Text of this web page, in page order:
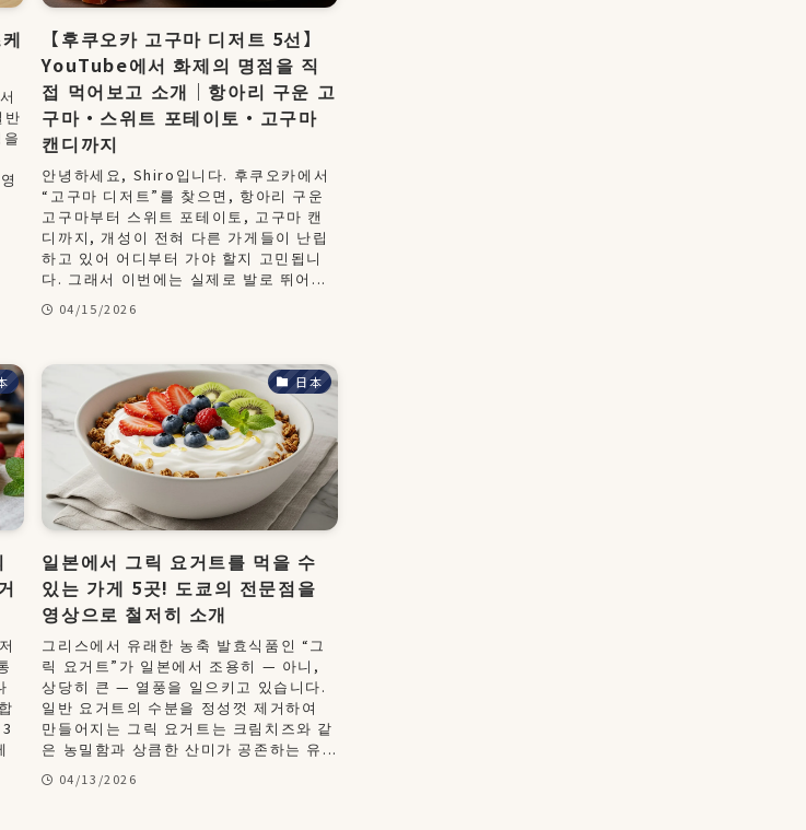
반
【후쿠오카 고구마 디저트 5선】
YouTube에서 화제의 명점을 직
접 먹어보고 소개｜항아리 구운 고
구마・스위트 포테이토・고구마
캔디까지
안녕하세요, Shiro입니다. 후쿠오카에서
“고구마 디저트”를 찾으면, 항아리 구운
고구마부터 스위트 포테이토, 고구마 캔
디까지, 개성이 전혀 다른 가게들이 난립
하고 있어 어디부터 가야 할지 고민됩니
다. 그래서 이번에는 실제로 발로 뛰어...
04/15/2026
日本
일본에서 그릭 요거트를 먹을 수
있는 가게 5곳! 도쿄의 전문점을
영상으로 철저히 소개
그리스에서 유래한 농축 발효식품인 “그
릭 요거트”가 일본에서 조용히 — 아니,
상당히 큰 — 열풍을 일으키고 있습니다.
일반 요거트의 수분을 정성껏 제거하여
만들어지는 그릭 요거트는 크림치즈와 같
은 농밀함과 상큼한 산미가 공존하는 유...
04/13/2026